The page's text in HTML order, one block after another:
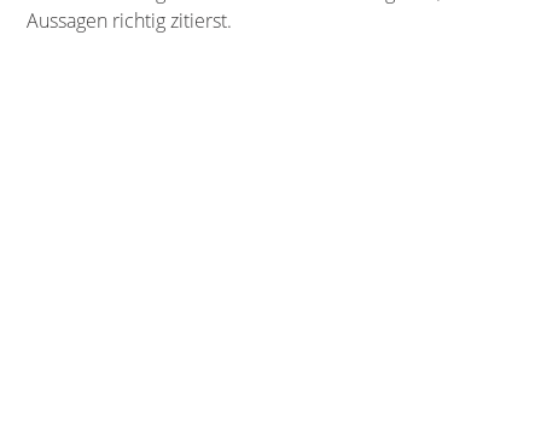
Aussagen richtig zitierst.